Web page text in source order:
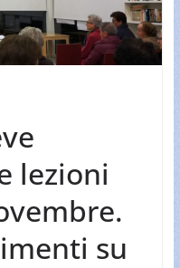
lezioni
su